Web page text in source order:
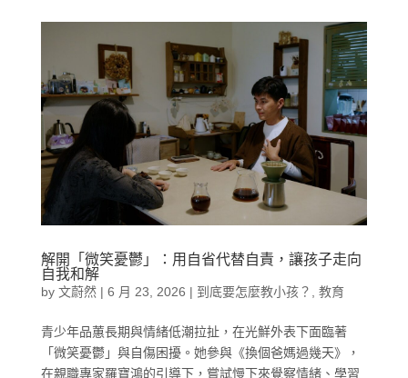
解開「微笑憂鬱」：用自省代替自責，讓孩子走向
自我和解
by 文蔚然| 6 月 23, 2026 | 到底要怎麼教小孩？ 教育
青少年品蕙長期與情緒低潮拉扯，在光鮮外表下面臨著
「微笑憂鬱」與自傷困擾。她參與《換個爸媽過幾天》，
在親職專家羅寶鴻的引導下，嘗試慢下來覺察情緒、學習